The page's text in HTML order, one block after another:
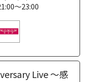
～23:00
Live ～感